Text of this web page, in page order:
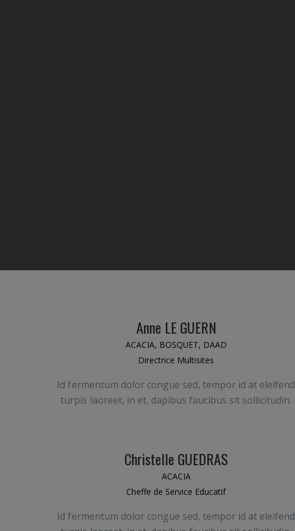
Anne LE GUERN
ACACIA, BOSQUET, DAAD
Directrice Multisites
Id fermentum dolor congue sed, tempor id at eleifend
turpis laoreet, in et, dapibus faucibus sit sollicitudin.
Christelle GUEDRAS
ACACIA
Cheffe de Service Educatif
Id fermentum dolor congue sed, tempor id at eleifend